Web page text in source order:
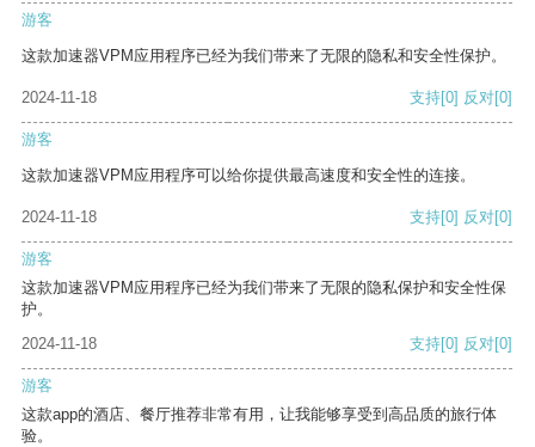
游客
这款加速器VPM应用程序已经为我们带来了无限的隐私和安全性保护。
2024-11-18 支持[0] 反对[0]
游客
这款加速器VPM应用程序可以给你提供最高速度和安全性的连接。
2024-11-18 支持[0] 反对[0]
游客
这款加速器VPM应用程序已经为我们带来了无限的隐私保护和安全性保
护。
2024-11-18
支持[0] 反对[0]
游客
这款app的酒店、餐厅推荐非常有用，让我能够享受到高品质的旅行体
验。